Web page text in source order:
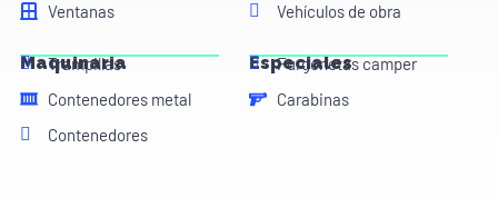
Ventanas
Vehículos de obra
Maquinaria
Trampillas
Contenedores metal
Contenedores
Especiales
Furgonetas camper
Carabinas